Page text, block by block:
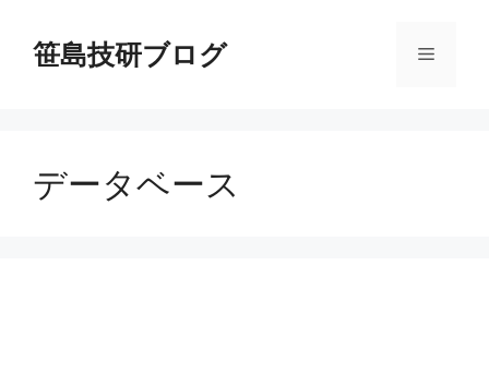
笹島技研ブログ メ
データベース